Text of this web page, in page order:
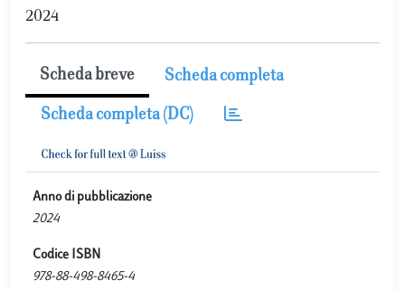
2024
Scheda breve Scheda completa
Scheda completa (DC)
Anno di pubblicazione
2024
Codice ISBN
978-88-498-8465-4